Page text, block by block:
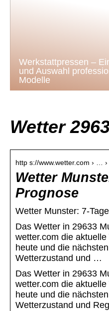
Werkstattpressen –
und Auswahl
Modelle
Wetter
http s://www.wetter.com › …
Wetter
Prognose
Wetter Munster: 7-
Das Wetter in 29633
wetter.com die
heute und die
Wetterzustand und …
Das Wetter in 29633
wetter.com die
heute und die
Wetterzustand und